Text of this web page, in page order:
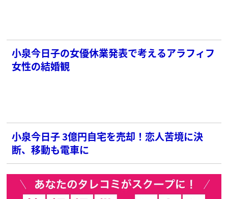
小泉今日子の女優休業発表で考えるアラフィフ
女性の結婚観
小泉今日子 3億円自宅を売却！恋人苦境に決
断、移動も電車に